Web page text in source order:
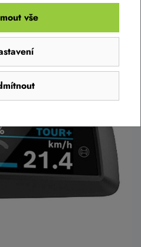
během několika sekund
a jednoduše vybrat informace,
důležité: Můžete například
se, jakou vzdálenost jste již
frekvenci šlapání.
vše